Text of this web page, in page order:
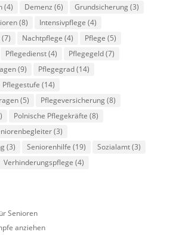
(4) Demenz (6) Grundsicherung(3)
(8) Intensivpflege (4)
(7) Nachtpflege (4) Pflege (5)
Pflegedienst(4) Pflegegeld(7)
(9) Pflegegrad(14)
Pflegestufe (14)
(5) Pflegeversicherung(8)
Polnische Pflegekräfte (8)
(3)
(3) Seniorenhilfe (19) Sozialamt(3)
Verhinderungspflege (4)
Senioren
anziehen